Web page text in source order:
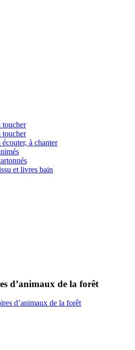
toucher
toucher
à chanter
et livres bain
d’animaux de la forêt
d’animaux de la forêt